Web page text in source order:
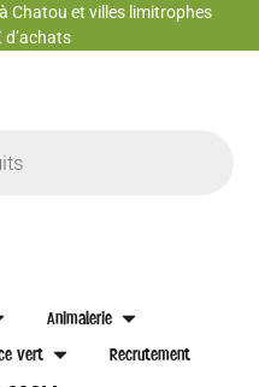
Chatou et villes limitrophes
d’achats
Animalerie
vert Recrutement